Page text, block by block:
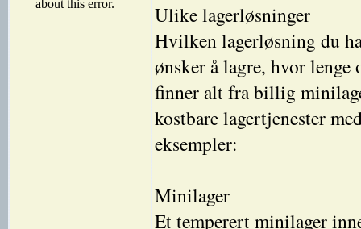
Ulike lagerløsninger
Hvilken lagerløsning du
ønsker å lagre, hvor
finner alt fra billig
kostbare lagertjenester
eksempler:
Minilager
Et temperert minilager